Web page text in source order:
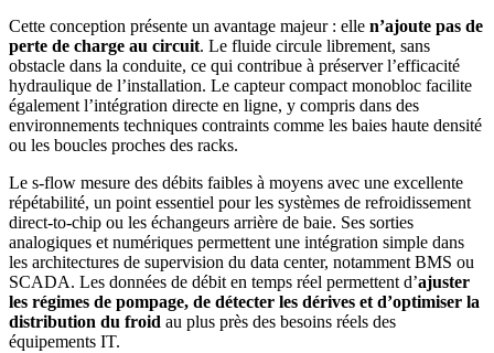
Cette conception présente un avantage majeur : elle n’ajoute pas de
perte de charge au circuit. Le fluide circule librement, sans
obstacle dans la conduite, ce qui contribue à préserver l’efficacité
hydraulique de l’installation. Le capteur compact monobloc facilite
également l’intégration directe en ligne, y compris dans des
environnements techniques contraints comme les baies haute densité
ou les boucles proches des racks.
Le s-flow mesure des débits faibles à moyens avec une excellente
répétabilité, un point essentiel pour les systèmes de refroidissement
direct-to-chip ou les échangeurs arrière de baie. Ses sorties
analogiques et numériques permettent une intégration simple dans
les architectures de supervision du data center, notamment BMS ou
SCADA. Les données de débit en temps réel permettent d’ajuster
les régimes de pompage, de détecter les dérives et d’optimiser la
distribution du froid au plus près des besoins réels des
équipements IT.